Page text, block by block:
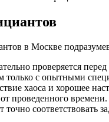
в Москве
проверяется
с опытными
хаоса и хорошее
проведенного времени.
соответствовать